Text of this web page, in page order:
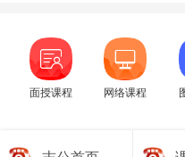
面授课程 网络课程